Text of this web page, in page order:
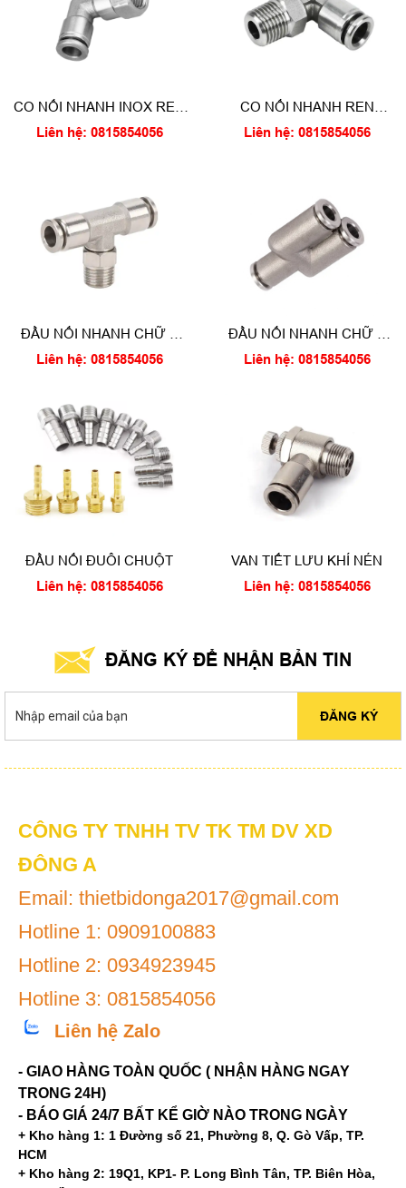
CO NỐI NHANH INOX REN
TRONG
Liên hệ: 0815854056
CO NỐI NHANH REN
NGOÀI INOX
Liên hệ: 0815854056
ĐẦU NỐI NHANH CHỮ T
REN NGOÀI INOX
Liên hệ: 0815854056
ĐẦU NỐI NHANH CHỮ Y
INOX
Liên hệ: 0815854056
ĐẦU NỐI ĐUÔI CHUỘT
Liên hệ: 0815854056
VAN TIẾT LƯU KHÍ NÉN
Liên hệ: 0815854056
ĐĂNG KÝ ĐỂ NHẬN BẢN TIN
ĐĂNG KÝ
CÔNG TY TNHH TV TK TM DV XD
ĐÔNG A
Email: thietbidonga2017@gmail.com
Hotline 1: 0909100883
Hotline 2: 0934923945
Hotline 3: 0815854056
Liên hệ Zalo
- GIAO HÀNG TOÀN QUỐC ( NHẬN HÀNG NGAY
TRONG 24H)
- BÁO GIÁ 24/7 BẤT KỂ GIỜ NÀO TRONG NGÀY
+ Kho hàng 1: 1 Đường số 21, Phường 8, Q. Gò Vấp, TP.
HCM
+ Kho hàng 2: 19Q1, KP1- P. Long Bình Tân, TP. Biên Hòa,